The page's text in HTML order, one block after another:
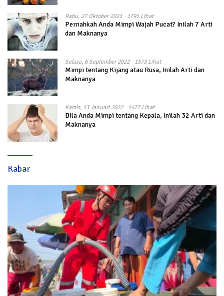
Rabu, 27 Oktober 2021 1791 Lihat
Pernahkah Anda Mimpi Wajah Pucat? Inilah 7 Arti
dan Maknanya
Selasa, 6 September 2022 1573 Lihat
Mimpi tentang Kijang atau Rusa, Inilah Arti dan
Maknanya
Kamis, 13 Januari 2022 1477 Lihat
Bila Anda Mimpi tentang Kepala, Inilah 32 Arti dan
Maknanya
Kabar